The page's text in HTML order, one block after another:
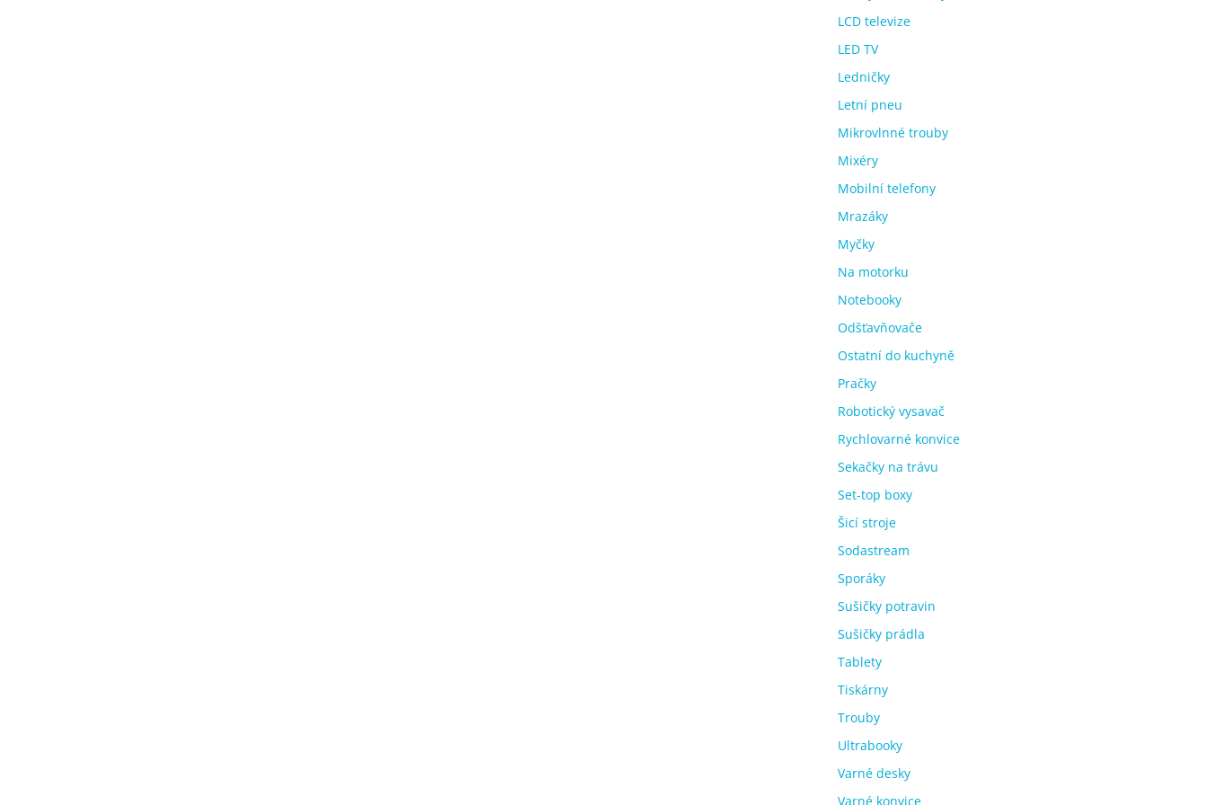
LCD televize
LED TV
Ledničky
Letní pneu
Mikrovlnné trouby
Mixéry
Mobilní telefony
Mrazáky
Myčky
Na motorku
Notebooky
Odšťavňovače
Ostatní do kuchyně
Pračky
Robotický vysavač
Rychlovarné konvice
Sekačky na trávu
Set-top boxy
Šicí stroje
Sodastream
Sporáky
Sušičky potravin
Sušičky prádla
Tablety
Tiskárny
Trouby
Ultrabooky
Varné desky
Varné konvice